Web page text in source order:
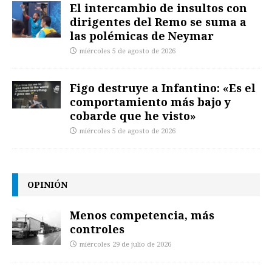
El intercambio de insultos con
dirigentes del Remo se suma a
las polémicas de Neymar
miércoles 5 de agosto de 2026
Figo destruye a Infantino: «Es el
comportamiento más bajo y
cobarde que he visto»
miércoles 5 de agosto de 2026
OPINIÓN
Menos competencia, más
controles
miércoles 29 de julio de 2026